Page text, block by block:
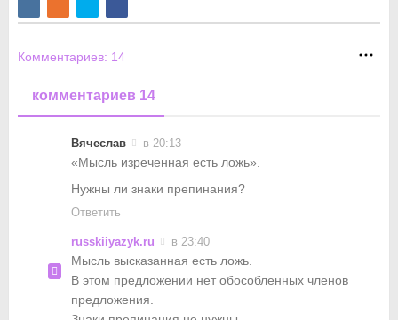
Комментариев: 14
комментариев 14
Вячеслав в 20:13
«Мысль изреченная есть ложь».
Нужны ли знаки препинания?
Ответить
russkiiyazyk.ru в 23:40
Мысль высказанная есть ложь.
В этом предложении нет обособленных членов
предложения.